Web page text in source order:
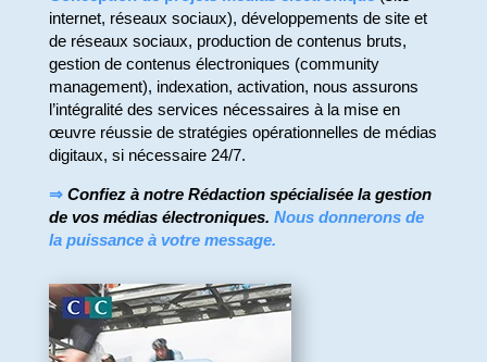
internet, réseaux sociaux), développements de site et
de réseaux sociaux, production de contenus bruts,
gestion de contenus électroniques (community
management), indexation, activation, nous assurons
l’intégralité des services nécessaires à la mise en
œuvre réussie de stratégies opérationnelles de médias
digitaux, si nécessaire 24/7.
⇒ Confiez à notre Rédaction spécialisée la gestion
de vos médias électroniques. Nous donnerons de
la puissance à votre message.